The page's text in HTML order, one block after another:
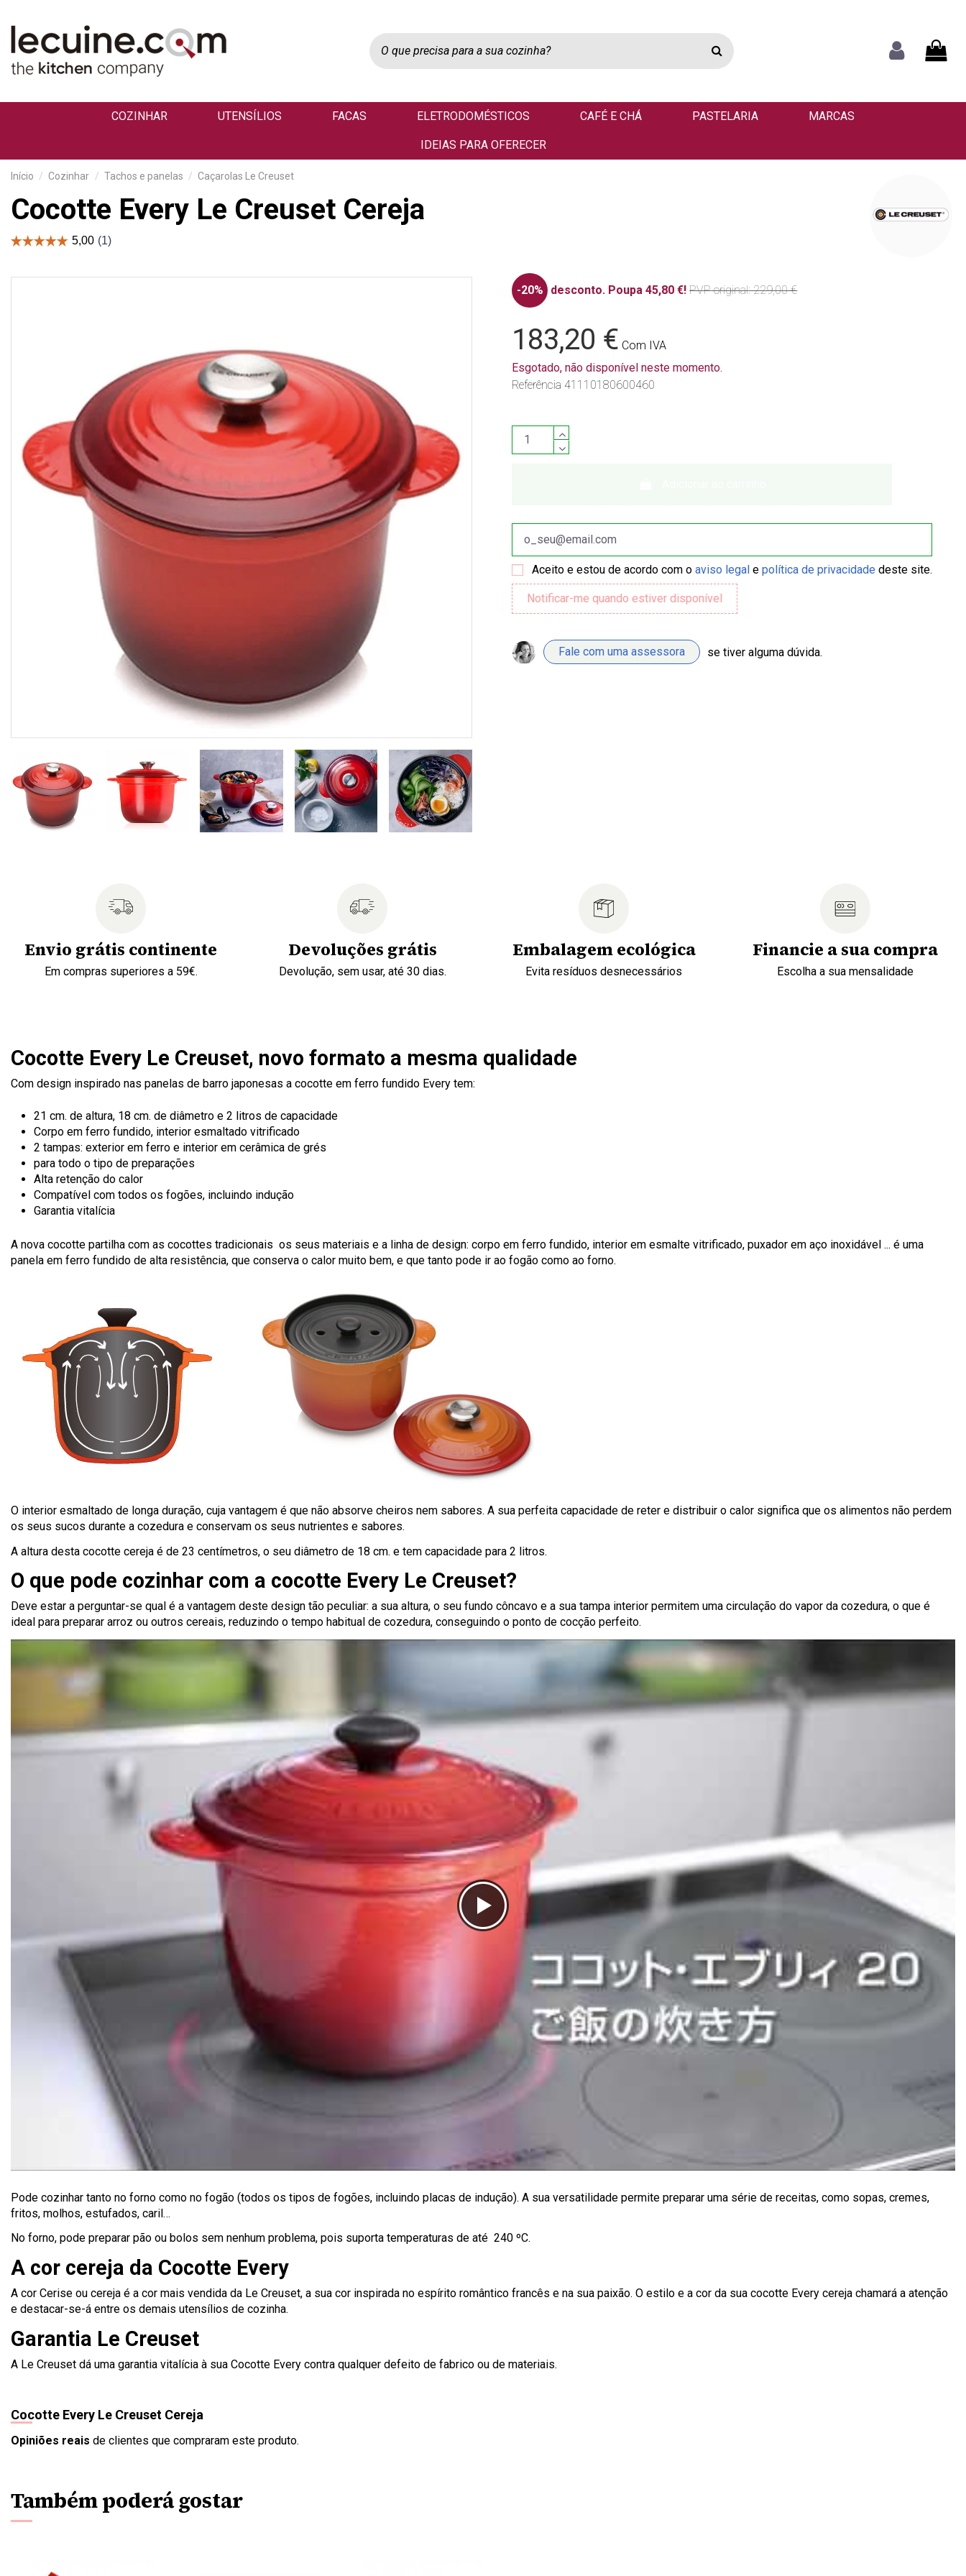
COZINHAR UTENSÍLIOS FACAS ELETRODOMÉSTICOS CAFÉ E CHÁ PASTELARIA MARCAS
IDEIAS PARA OFERECER
Início Cozinhar Tachos e panelas Caçarolas Le Creuset
Cocotte Every Le Creuset Cereja
-20% desconto. Poupa 45,80 €! PVPoriginal: 229,00 €
183,20 € Com IVA
Esgotado, não disponível neste momento.
Referência 41110180600460
Aceito e estou de acordo com oaviso legal epolítica de privacidade deste site.
Fale com uma assessora se tiver alguma dúvida.
Envio grátis continente
Em compras superiores a 59€.
Devoluções grátis
Devolução, sem usar, até 30 dias.
Embalagem ecológica
Evita resíduos desnecessários
Financie a sua compra
Escolha a sua mensalidade
Cocotte Every Le Creuset, novo formato a mesma qualidade
Com design inspirado nas panelas de barro japonesas a cocotte em ferro fundido Every tem:
21 cm. de altura, 18 cm. de diâmetro e 2 litros de capacidade
Corpo em ferro fundido, interior esmaltado vitrificado
2 tampas: exterior em ferro e interior em cerâmica de grés
para todo o tipo de preparações
Alta retenção do calor
Compatível com todos os fogões, incluindo indução
Garantia vitalícia
A nova cocotte partilha com as cocottes tradicionais os seus materiais e a linha de design: corpo em ferro fundido, interior em esmalte vitrificado, puxador em aço inoxidável ... é uma
panela em ferro fundido de alta resistência, que conserva o calor muito bem, e que tanto pode ir ao fogão como ao forno.
O interior esmaltado de longa duração, cuja vantagem é que não absorve cheiros nem sabores. A sua perfeita capacidade de reter e distribuir o calor significa que os alimentos não perdem
os seus sucos durante a cozedura e conservam os seus nutrientes e sabores.
A altura desta cocotte cereja é de 23 centímetros, o seu diâmetro de 18 cm. e tem capacidade para 2 litros.
O que pode cozinhar com a cocotte Every Le Creuset?
Deve estar a perguntar-se qual é a vantagem deste design tão peculiar: a sua altura, o seu fundo côncavo e a sua tampa interior permitem uma circulação do vapor da cozedura, o que é
ideal para preparar arroz ou outros cereais, reduzindo o tempo habitual de cozedura, conseguindo o ponto de cocção perfeito.
Pode cozinhar tanto no forno como no fogão (todos os tipos de fogões, incluindo placas de indução). A sua versatilidade permite preparar uma série de receitas, como sopas, cremes,
fritos, molhos, estufados, caril…
No forno, pode preparar pão ou bolos sem nenhum problema, pois suporta temperaturas de até 240 ºC.
A cor cereja da Cocotte Every
A cor Cerise ou cereja é a cor mais vendida da Le Creuset, a sua cor inspirada no espírito romântico francês e na sua paixão. O estilo e a cor da sua cocotte Every cereja chamará a atenção
e destacar-se-á entre os demais utensílios de cozinha.
Garantia Le Creuset
A Le Creuset dá uma garantia vitalícia à sua Cocotte Every contra qualquer defeito de fabrico ou de materiais.
Cocotte Every Le Creuset Cereja
Opiniões reais de clientes que compraram este produto.
Também poderá gostar